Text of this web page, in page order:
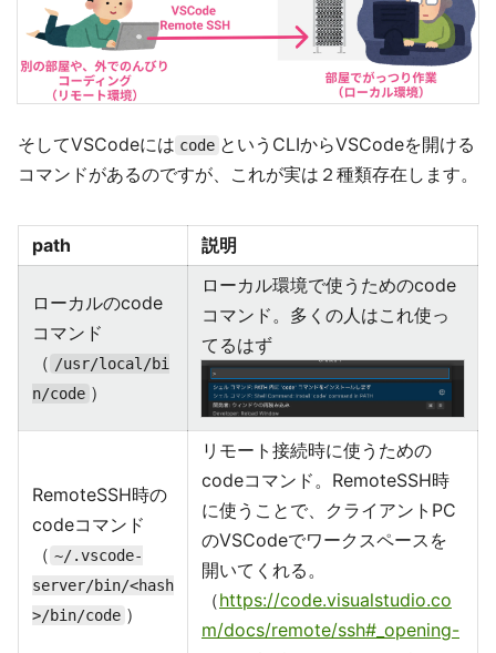
そしてVSCodeには code というCLIからVSCodeを開ける
コマンドがあるのですが、これが実は２種類存在します。
path 説明
ローカルのcode
コマンド
（ /usr/local/bi
n/code ）
ローカル環境で使うためのcode
コマンド。多くの人はこれ使っ
てるはず
RemoteSSH時の
codeコマンド
（ ~/.vscode-
server/bin/<hash
>/bin/code ）
リモート接続時に使うための
codeコマンド。RemoteSSH時
に使うことで、クライアントPC
のVSCodeでワークスペースを
開いてくれる。
（https://code.visualstudio.co
m/docs/remote/ssh#_opening-